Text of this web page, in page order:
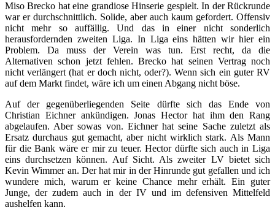
Miso Brecko hat eine grandiose Hinserie gespielt. In der Rückrunde
war er durchschnittlich. Solide, aber auch kaum gefordert. Offensiv
nicht mehr so auffällig. Und das in einer nicht sonderlich
herausfordernden zweiten Liga. In Liga eins hätten wir hier ein
Problem. Da muss der Verein was tun. Erst recht, da die
Alternativen schon jetzt fehlen. Brecko hat seinen Vertrag noch
nicht verlängert (hat er doch nicht, oder?). Wenn sich ein guter RV
auf dem Markt findet, wäre ich um einen Abgang nicht böse.
Auf der gegenüberliegenden Seite dürfte sich das Ende von
Christian Eichner ankündigen. Jonas Hector hat ihm den Rang
abgelaufen. Aber sowas von. Eichner hat seine Sache zuletzt als
Ersatz durchaus gut gemacht, aber nicht wirklich stark. Als Mann
für die Bank wäre er mir zu teuer. Hector dürfte sich auch in Liga
eins durchsetzen können. Auf Sicht. Als zweiter LV bietet sich
Kevin Wimmer an. Der hat mir in der Hinrunde gut gefallen und ich
wundere mich, warum er keine Chance mehr erhält. Ein guter
Junge, der zudem auch in der IV und im defensiven Mittelfeld
aushelfen kann.